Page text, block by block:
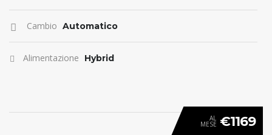
Cambio Automatico
Alimentazione Hybrid
AL
MESE €1169